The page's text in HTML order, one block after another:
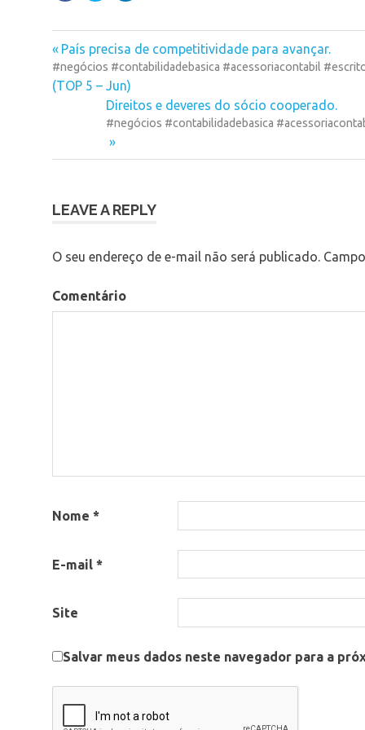
compartilhar
em
nova
janela)
compartilhar
em
nova
janela)
em
nova
janela)
aberturadeempresa
acessoriacontabil
burocracia
contabilidade
contabilidadebasica
escritoriodecontabilidade
fiscal
impostoderenda
Navegação
de
Previous
Post:
País precisa de competitividade para avançar.
#negócios #contabilidadebasica #acessoriacontabil
(TOP 5 – Jun)
Next
Post:
Direitos e deveres do sócio cooperado.
#negócios #contabilidadebasica
LEAVE A REPLY
O seu endereço de e-mail não será publicado.
Comentário
Nome *
E-mail *
Site
Salvar meus dados neste navegador para a